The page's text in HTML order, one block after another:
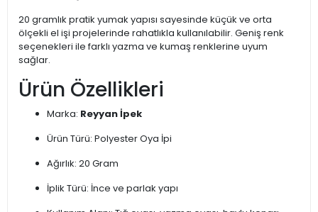
20 gramlık pratik yumak yapısı sayesinde küçük ve orta
ölçekli el işi projelerinde rahatlıkla kullanılabilir. Geniş renk
seçenekleri ile farklı yazma ve kumaş renklerine uyum
sağlar.
Ürün Özellikleri
Marka: Reyyan İpek
Ürün Türü: Polyester Oya İpi
Ağırlık: 20 Gram
İplik Türü: İnce ve parlak yapı